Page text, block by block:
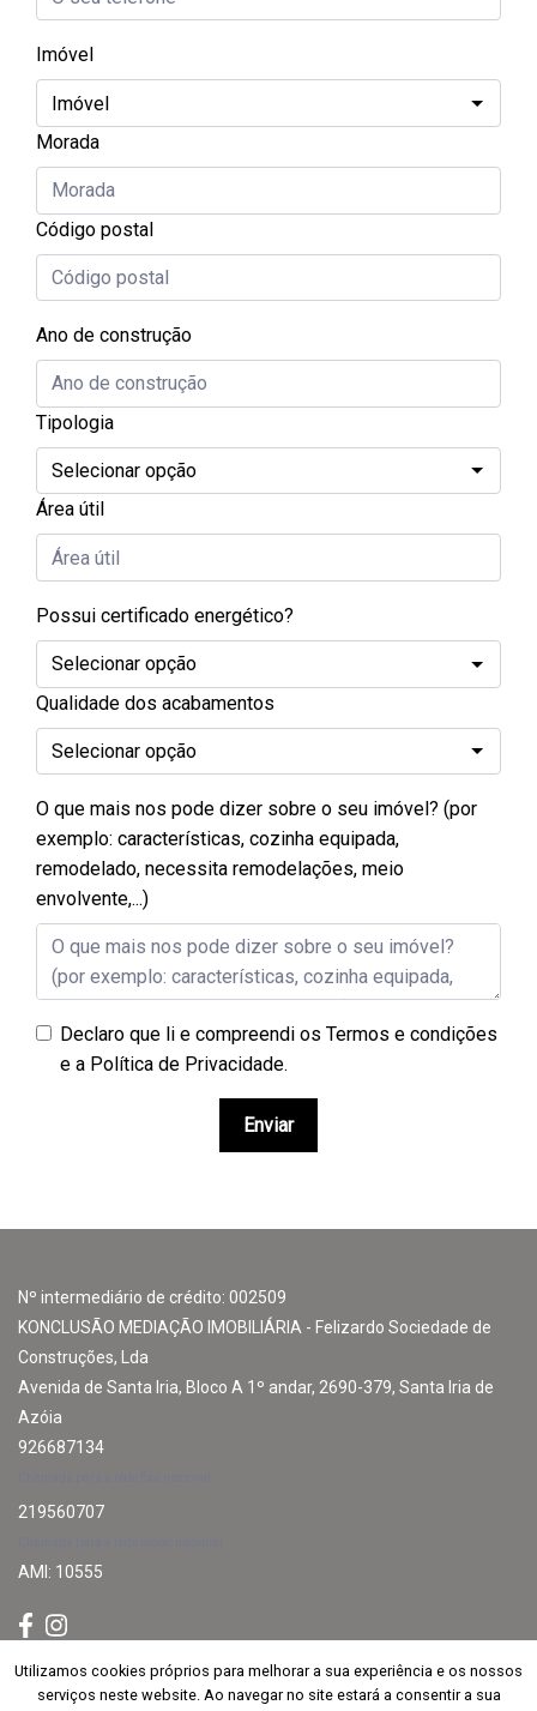
Utilizamos cookies próprios para melhorar a sua experiência e os nossos
serviços neste website. Ao navegar no site estará a consentir a sua
Imóvel
Morada
Código postal
Ano de construção
Tipologia
Área útil
Possui certificado energético?
Qualidade dos acabamentos
O que mais nos pode dizer sobre o seu imóvel? (por
exemplo: características, cozinha equipada,
remodelado, necessita remodelações, meio
envolvente,...)
Declaro que li e compreendi os Termos e condições
e a Política de Privacidade.
Enviar
Nº intermediário de crédito: 002509
KONCLUSÃO MEDIAÇÃO IMOBILIÁRIA - Felizardo Sociedade de
Construções, Lda
Avenida de Santa Iria, Bloco A 1º andar, 2690-379, Santa Iria de
Azóia
926687134
219560707
AMI: 10555
Subscrever
Utilizamos cookies próprios para melhorar a sua experiência e os nossos
serviços neste website. Ao navegar no site estará a consentir a sua